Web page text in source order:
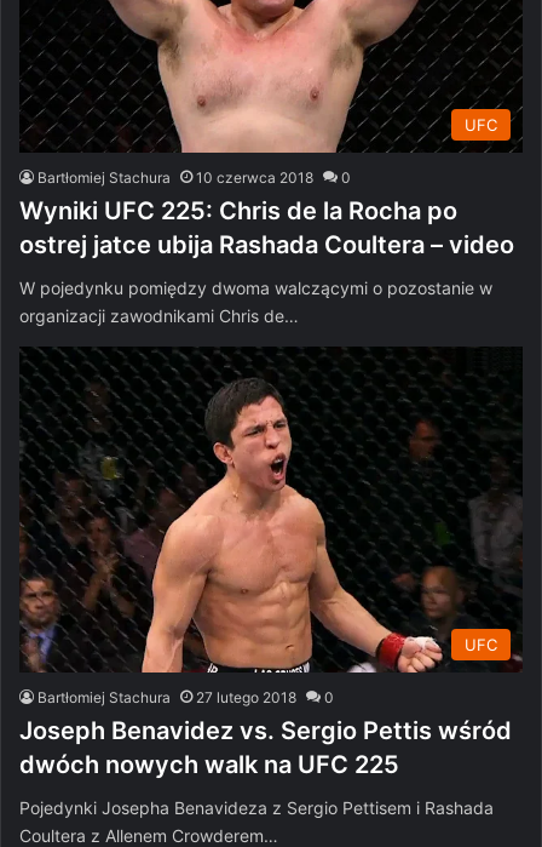
UFC
Bartłomiej Stachura 10 czerwca 2018 0
Wyniki UFC 225: Chris de la Rocha po
ostrej jatce ubija Rashada Coultera – video
W pojedynku pomiędzy dwoma walczącymi o pozostanie w
organizacji zawodnikami Chris de…
UFC
Bartłomiej Stachura 27 lutego 2018 0
Joseph Benavidez vs. Sergio Pettis wśród
dwóch nowych walk na UFC 225
Pojedynki Josepha Benavideza z Sergio Pettisem i Rashada
Coultera z Allenem Crowderem…